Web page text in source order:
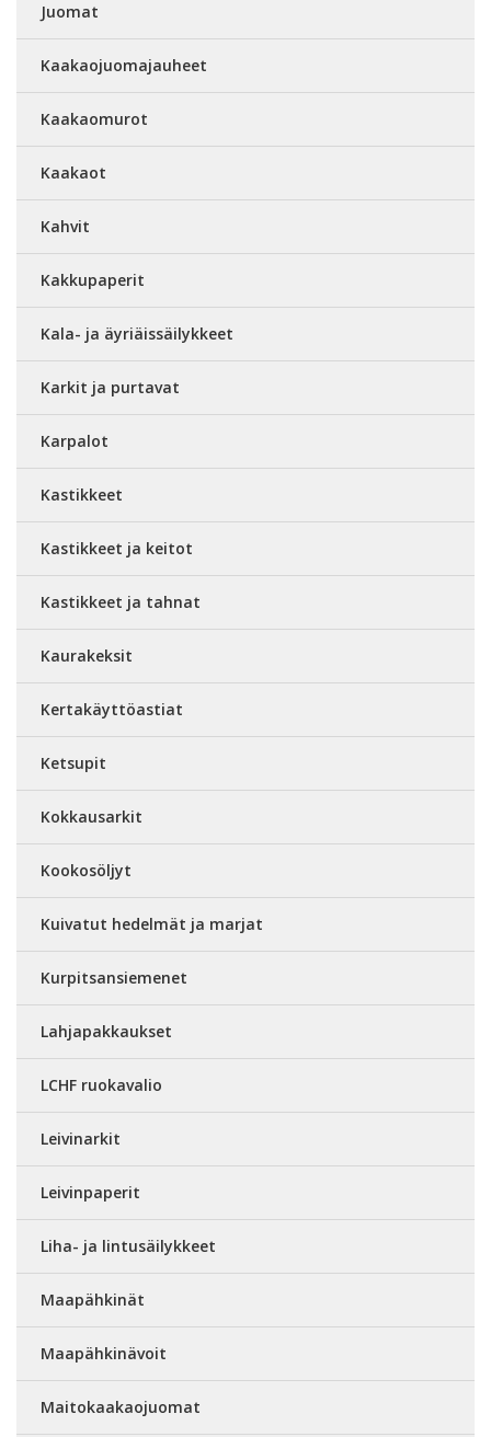
Juomat
Kaakaojuomajauheet
Kaakaomurot
Kaakaot
Kahvit
Kakkupaperit
Kala- ja äyriäissäilykkeet
Karkit ja purtavat
Karpalot
Kastikkeet
Kastikkeet ja keitot
Kastikkeet ja tahnat
Kaurakeksit
Kertakäyttöastiat
Ketsupit
Kokkausarkit
Kookosöljyt
Kuivatut hedelmät ja marjat
Kurpitsansiemenet
Lahjapakkaukset
LCHF ruokavalio
Leivinarkit
Leivinpaperit
Liha- ja lintusäilykkeet
Maapähkinät
Maapähkinävoit
Maitokaakaojuomat